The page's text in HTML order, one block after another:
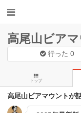
高尾山ビア
行った0
トップ
高尾山ビアマウントが